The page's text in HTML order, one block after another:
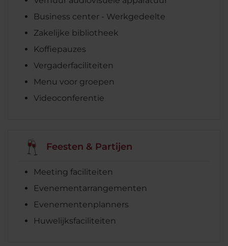
Business center - Werkgedeelte
Zakelijke bibliotheek
Koffiepauzes
Vergaderfaciliteiten
Menu voor groepen
Videoconferentie
Feesten & Partijen
Meeting faciliteiten
Evenementarrangementen
Evenementenplanners
Huwelijksfaciliteiten